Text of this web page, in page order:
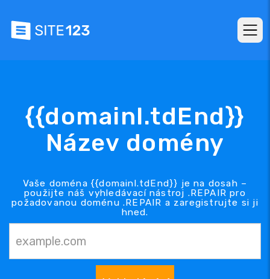
{{domainl.tdEnd}}
Název domény
Vaše doména {{domainl.tdEnd}} je na dosah –
použijte náš vyhledávací nástroj .REPAIR pro
požadovanou doménu .REPAIR a zaregistrujte si ji
hned.